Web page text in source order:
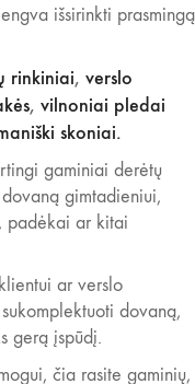
išsirinkti prasmingą
rinkiniai, verslo
, vilnoniai pledai
skoniai.
gaminiai derėtų
gimtadieniui,
padėkai ar kitai
ar verslo
dovaną,
gerą įspūdį.
čia rasite gaminių,